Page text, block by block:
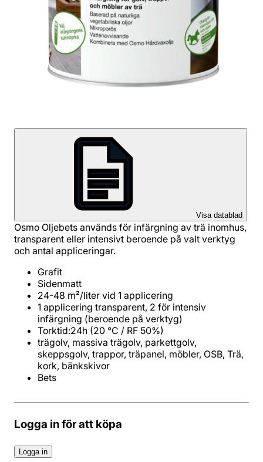
Visa datablad
Osmo Oljebets används för infärgning av trä inomhus,
transparent eller intensivt beroende på valt verktyg
och antal appliceringar.
Grafit
Sidenmatt
24-48 m²/liter vid 1 applicering
1 applicering transparent, 2 för intensiv
infärgning (beroende på verktyg)
Torktid:24h (20 °C / RF 50%)
trägolv, massiva trägolv, parkettgolv,
skeppsgolv, trappor, träpanel, möbler, OSB, Trä,
kork, bänkskivor
Bets
Logga in för att köpa
Logga in